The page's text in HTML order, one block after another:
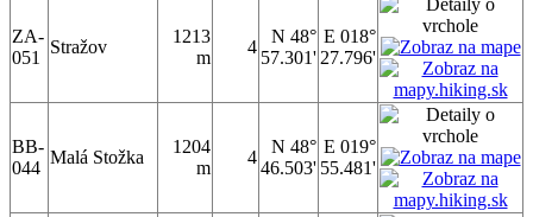
ZA-
051
Stražov
1213
m
4
N 48°
57.301'
E 018°
27.796'
BB-
044
Malá Stožka
1204
m
4
N 48°
46.503'
E 019°
55.481'